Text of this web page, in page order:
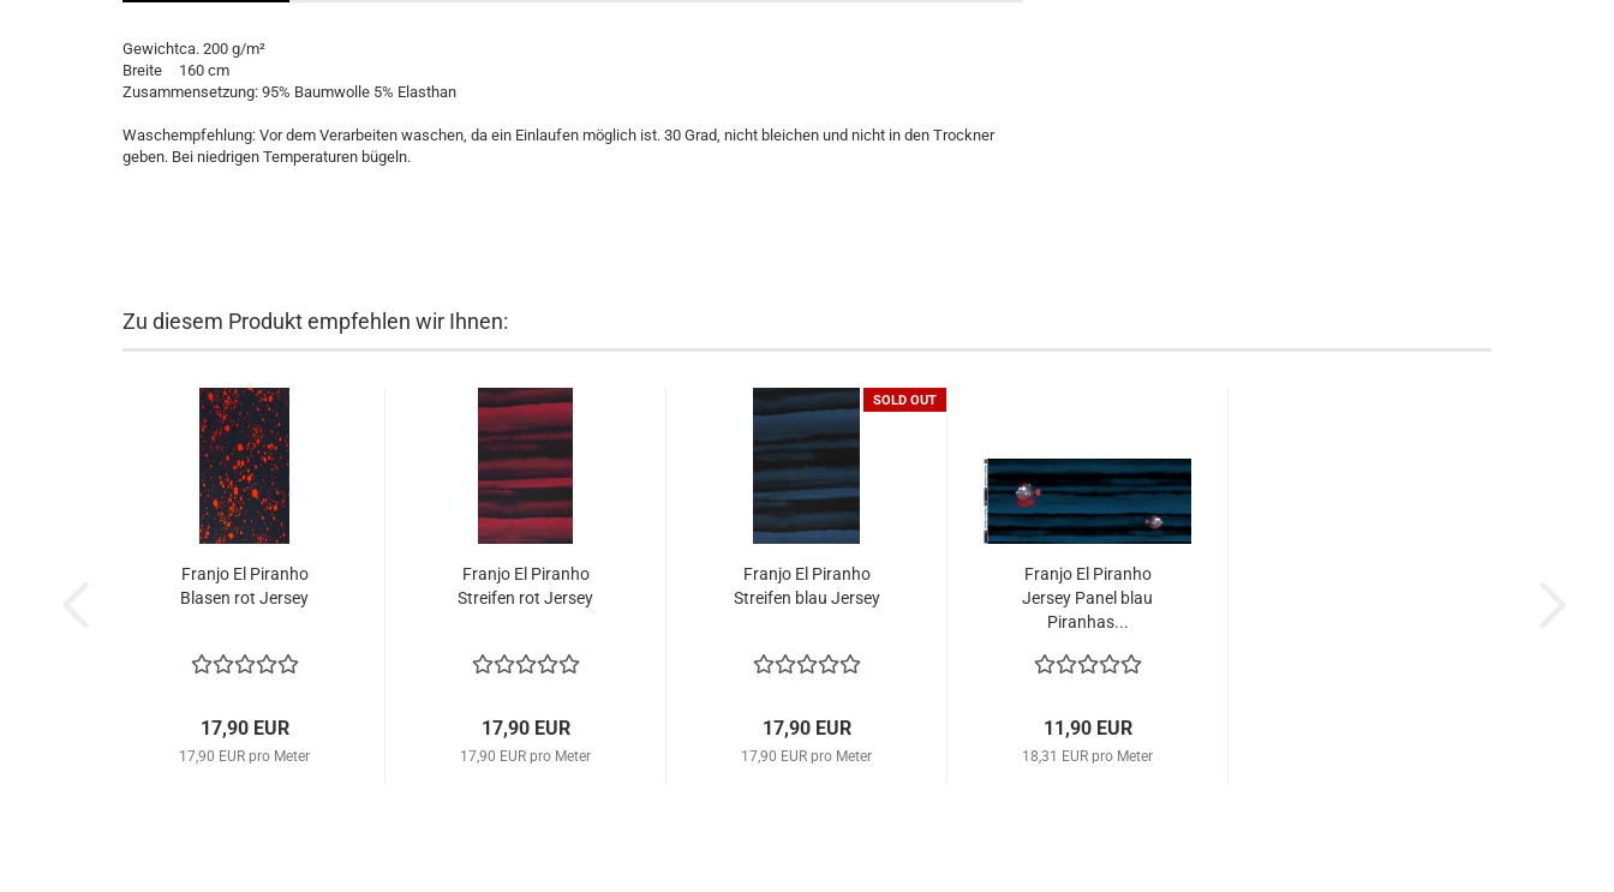
Gewichtca. 200 g/m²
Breite
160 cm
Zusammensetzung: 95% Baumwolle 5% Elasthan
Waschempfehlung: Vor dem Verarbeiten waschen, da ein Einlaufen möglich ist. 30 Grad, nicht bleichen und nicht in den Trockner
geben. Bei niedrigen Temperaturen bügeln.
Zu diesem Produkt empfehlen wir Ihnen:
Franjo El Piranho
Blasen rot Jersey
17,90 EUR
17,90 EUR pro Meter
Franjo El Piranho
Streifen rot Jersey
17,90 EUR
17,90 EUR pro Meter
SOLD OUT
Franjo El Piranho
Streifen blau Jersey
17,90 EUR
17,90 EUR pro Meter
Franjo El Piranho
Jersey Panel blau
Piranhas...
11,90 EUR
18,31 EUR pro Meter